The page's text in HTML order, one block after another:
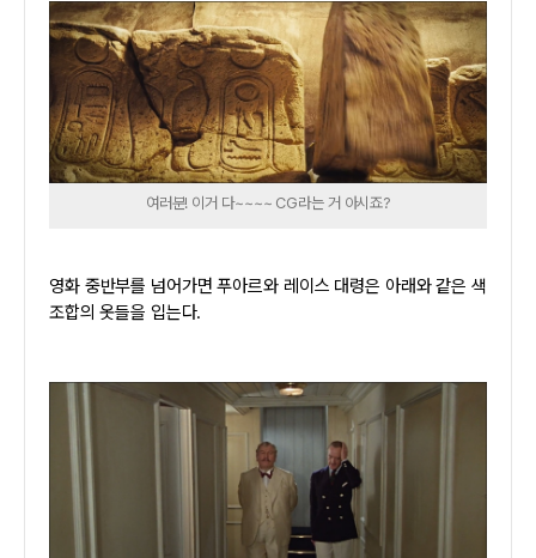
여러분! 이거 다~~~~ CG라는 거 아시죠?
영화 중반부를 넘어가면 푸아르와 레이스 대령은 아래와 같은 색
조합의 옷들을 입는다.